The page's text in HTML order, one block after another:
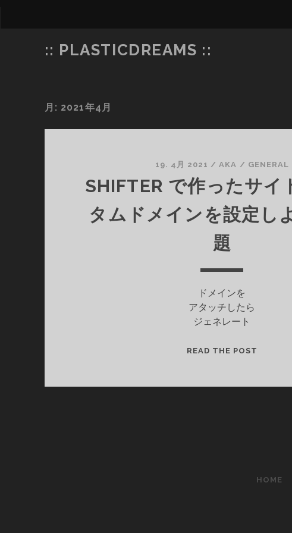
:: PLASTICDREAMS ::
月: 2021年4月
19. 4月 2021 /AKA / GENERAL
SHIFTER で作ったサイ
タムドメインを設定し
題
ドメインを
アタッチしたら
ジェネレート
READ THE POST
カ
HOME